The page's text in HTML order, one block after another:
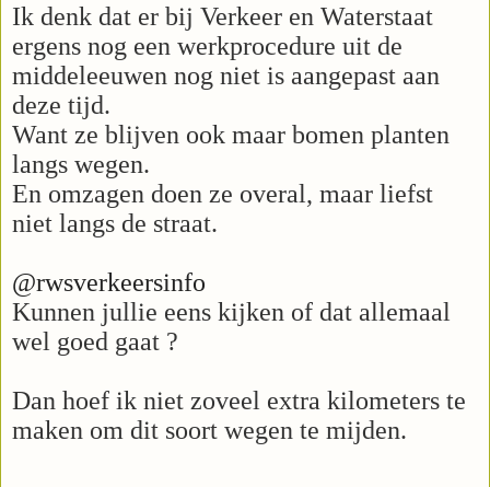
Ik denk dat er bij Verkeer en Waterstaat
ergens nog een werkprocedure uit de
middeleeuwen nog niet is aangepast aan
deze tijd.
Want ze blijven ook maar bomen planten
langs wegen.
En omzagen doen ze overal, maar liefst
niet langs de straat.
@rwsverkeersinfo
Kunnen jullie eens kijken of dat allemaal
wel goed gaat ?
Dan hoef ik niet zoveel extra kilometers te
maken om dit soort wegen te mijden.